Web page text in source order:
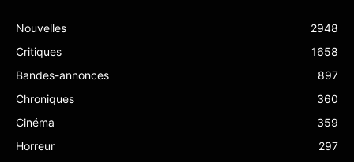
Nouvelles
2948
Critiques
1658
Bandes-annonces
897
Chroniques
360
Cinéma
359
Horreur
297